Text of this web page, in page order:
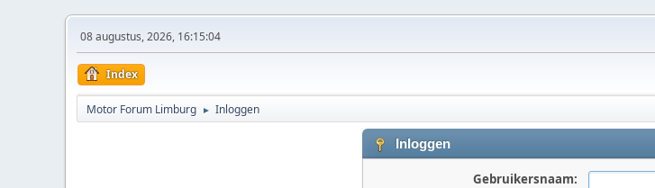
08 augustus, 2026, 16:15:04
Index
Motor Forum Limburg ► Inloggen
Inloggen
Gebruikersnaam: